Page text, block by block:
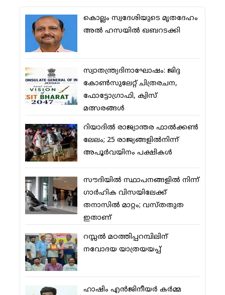
കൊല്ലം സ്വദേശിയുടെ മൃതദേഹം
അല്‍ ഹസയില്‍ ഖബറടക്കി
സ്വാതന്ത്ര്യദിനാഘോഷം: ജിദ്ദ
കോണ്‍സുലേറ്റ് ചിത്രരചന,
ഫോട്ടോഗ്രാഫി, ക്വിസ്
മത്സരങ്ങള്‍
റിയാദില്‍ രാജ്യാന്തര ഫാല്‍ക്കണ്‍
ലേലം; 25 രാജ്യങ്ങളില്‍നിന്ന്
അപൂര്‍വയിനം പക്ഷികള്‍
സൗദിയില്‍ സ്ഥാപനങ്ങളില്‍ നിന്ന്
ഗാര്‍ഹിക വിസയിലേക്ക്
തനാസില്‍ മാറ്റം; വസ്തതുത
ഇതാണ്
റസ്സല്‍ മഠത്തിപ്പറമ്പിലിന്
നവോദയ യാത്രയയപ്പ്
ഹാഷിം എന്‍ജിനീയര്‍ കര്‍മ്മ